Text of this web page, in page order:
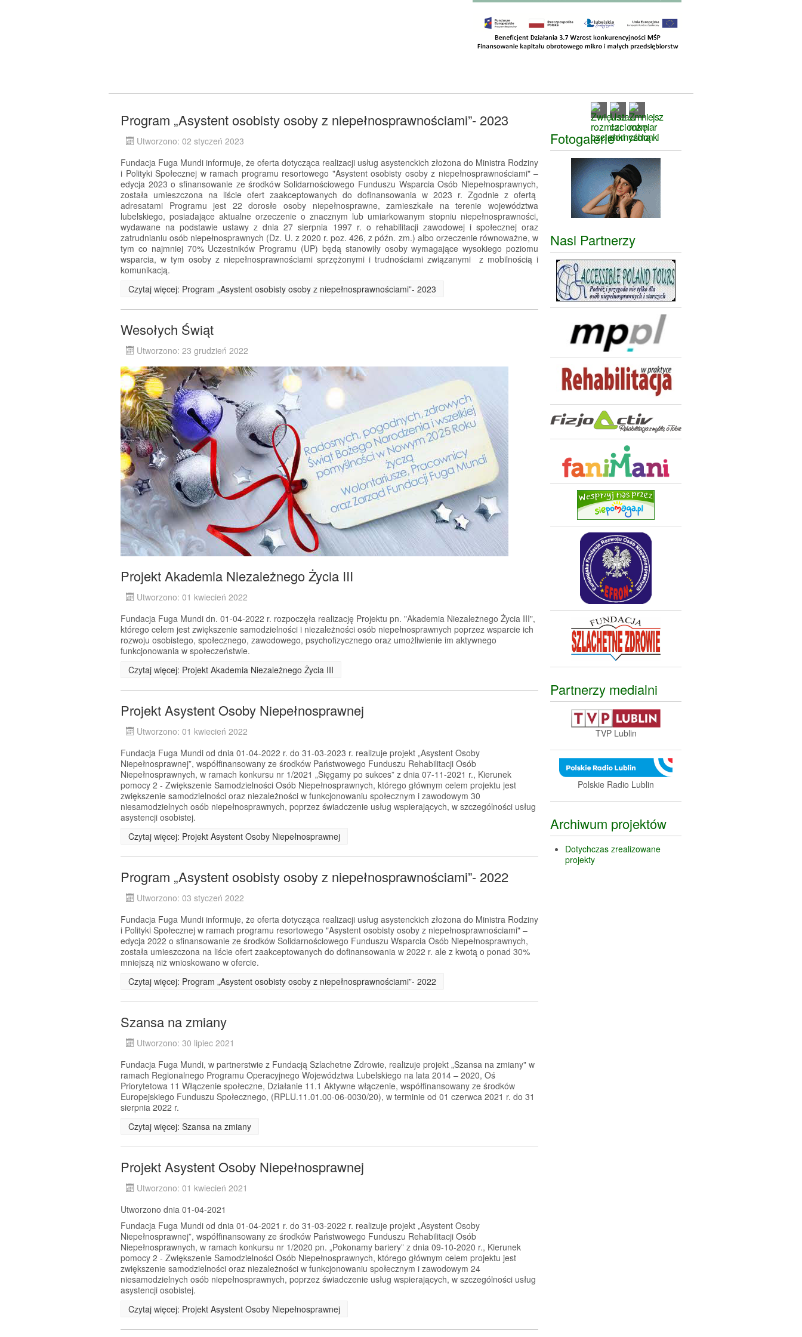
Program „Asystent osobisty osoby z niepełnosprawnościami”- 2023
Utworzono: 02 styczeń 2023
Fundacja Fuga Mundi informuje, że oferta dotycząca realizacji usług asystenckich złożona do Ministra Rodziny
i Polityki Społecznej w ramach programu resortowego "Asystent osobisty osoby z niepełnosprawnościami" –
edycja 2023 o sfinansowanie ze środków Solidarnościowego Funduszu Wsparcia Osób Niepełnosprawnych,
została umieszczona na liście ofert zaakceptowanych do dofinansowania w 2023 r. Zgodnie z ofertą
adresatami Programu jest 22 dorosłe osoby niepełnosprawne, zamieszkałe na terenie województwa
lubelskiego, posiadające aktualne orzeczenie o znacznym lub umiarkowanym stopniu niepełnosprawności,
wydawane na podstawie ustawy z dnia 27 sierpnia 1997 r. o rehabilitacji zawodowej i społecznej oraz
zatrudnianiu osób niepełnosprawnych (Dz. U. z 2020 r. poz. 426, z późn. zm.) albo orzeczenie równoważne, w
tym co najmniej 70% Uczestników Programu (UP) będą stanowiły osoby wymagające wysokiego poziomu
wsparcia, w tym osoby z niepełnosprawnościami sprzężonymi i trudnościami związanymi z mobilnością i
komunikacją.
Czytaj więcej: Program „Asystent osobisty osoby z niepełnosprawnościami”- 2023
Wesołych Świąt
Utworzono: 23 grudzień 2022
Projekt Akademia Niezależnego Życia III
Utworzono: 01 kwiecień 2022
Fundacja Fuga Mundi dn. 01-04-2022 r. rozpoczęła realizację Projektu pn. "Akademia Niezależnego Życia III",
którego celem jest zwiększenie samodzielności i niezależności osób niepełnosprawnych poprzez wsparcie ich
rozwoju osobistego, społecznego, zawodowego, psychofizycznego oraz umożliwienie im aktywnego
funkcjonowania w społeczeństwie.
Czytaj więcej: Projekt Akademia Niezależnego Życia III
Projekt Asystent Osoby Niepełnosprawnej
Utworzono: 01 kwiecień 2022
Fundacja Fuga Mundi od dnia 01-04-2022 r. do 31-03-2023 r. realizuje projekt „Asystent Osoby
Niepełnosprawnej”, współfinansowany ze środków Państwowego Funduszu Rehabilitacji Osób
Niepełnosprawnych, w ramach konkursu nr 1/2021 „Sięgamy po sukces” z dnia 07-11-2021 r., Kierunek
pomocy 2 - Zwiększenie Samodzielności Osób Niepełnosprawnych, którego głównym celem projektu jest
zwiększenie samodzielności oraz niezależności w funkcjonowaniu społecznym i zawodowym 30
niesamodzielnych osób niepełnosprawnych, poprzez świadczenie usług wspierających, w szczególności usług
asystencji osobistej.
Czytaj więcej: Projekt Asystent Osoby Niepełnosprawnej
Program „Asystent osobisty osoby z niepełnosprawnościami”- 2022
Utworzono: 03 styczeń 2022
Fundacja Fuga Mundi informuje, że oferta dotycząca realizacji usług asystenckich złożona do Ministra Rodziny
i Polityki Społecznej w ramach programu resortowego "Asystent osobisty osoby z niepełnosprawnościami" –
edycja 2022 o sfinansowanie ze środków Solidarnościowego Funduszu Wsparcia Osób Niepełnosprawnych,
została umieszczona na liście ofert zaakceptowanych do dofinansowania w 2022 r. ale z kwotą o ponad 30%
mniejszą niż wnioskowano w ofercie.
Czytaj więcej: Program „Asystent osobisty osoby z niepełnosprawnościami”- 2022
Szansa na zmiany
Utworzono: 30 lipiec 2021
Fundacja Fuga Mundi, w partnerstwie z Fundacją Szlachetne Zdrowie, realizuje projekt „Szansa na zmiany" w
ramach Regionalnego Programu Operacyjnego Województwa Lubelskiego na lata 2014 – 2020, Oś
Priorytetowa 11 Włączenie społeczne, Działanie 11.1 Aktywne włączenie, współfinansowany ze środków
Europejskiego Funduszu Społecznego, (RPLU.11.01.00-06-0030/20), w terminie od 01 czerwca 2021 r. do 31
sierpnia 2022 r.
Czytaj więcej: Szansa na zmiany
Projekt Asystent Osoby Niepełnosprawnej
Utworzono: 01 kwiecień 2021
Utworzono dnia 01-04-2021
Fundacja Fuga Mundi od dnia 01-04-2021 r. do 31-03-2022 r. realizuje projekt „Asystent Osoby
Niepełnosprawnej”, współfinansowany ze środków Państwowego Funduszu Rehabilitacji Osób
Niepełnosprawnych, w ramach konkursu nr 1/2020 pn. „Pokonamy bariery” z dnia 09-10-2020 r., Kierunek
pomocy 2 - Zwiększenie Samodzielności Osób Niepełnosprawnych, którego głównym celem projektu jest
zwiększenie samodzielności oraz niezależności w funkcjonowaniu społecznym i zawodowym 24
niesamodzielnych osób niepełnosprawnych, poprzez świadczenie usług wspierających, w szczególności usług
asystencji osobistej.
Czytaj więcej: Projekt Asystent Osoby Niepełnosprawnej
Fotogalerie
Nasi Partnerzy
Partnerzy medialni
TVP Lublin
Polskie Radio Lublin
Archiwum projektów
Dotychczas zrealizowane
projekty